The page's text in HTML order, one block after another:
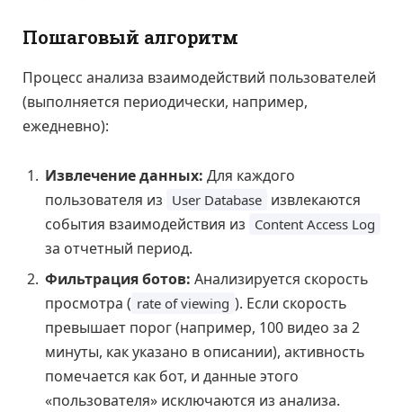
Пошаговый алгоритм
Процесс анализа взаимодействий пользователей
(выполняется периодически, например,
ежедневно):
Извлечение данных: Для каждого
пользователя из User Database извлекаются
события взаимодействия из Content Access Log
за отчетный период.
Фильтрация ботов: Анализируется скорость
просмотра ( rate of viewing ). Если скорость
превышает порог (например, 100 видео за 2
минуты, как указано в описании), активность
помечается как бот, и данные этого
«пользователя» исключаются из анализа.